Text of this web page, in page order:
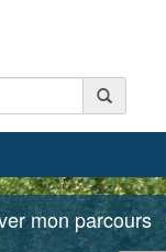
mon parcours